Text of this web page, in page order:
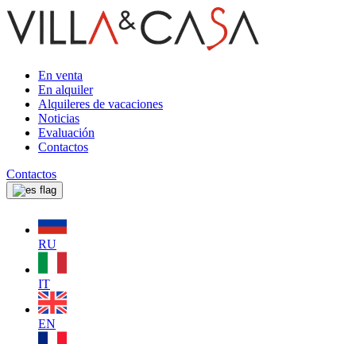
En venta
En alquiler
Alquileres de vacaciones
Noticias
Evaluación
Contactos
Contactos
RU
IT
EN